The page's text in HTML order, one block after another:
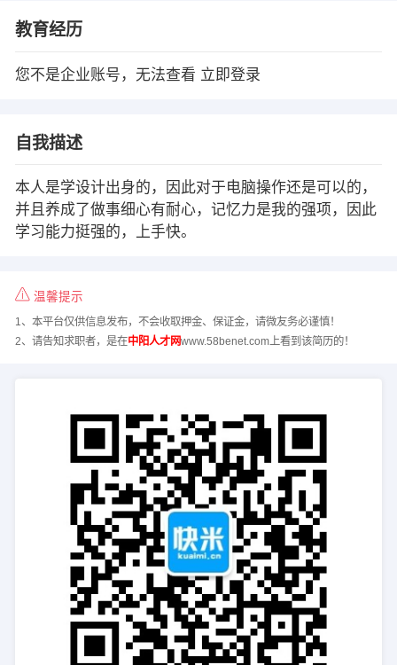
教育经历
您不是企业账号，无法查看 立即登录
自我描述
本人是学设计出身的，因此对于电脑操作还是可以的，
并且养成了做事细心有耐心，记忆力是我的强项，因此
学习能力挺强的，上手快。
温馨提示
1、本平台仅供信息发布，不会收取押金、保证金，请微友务必谨慎！
2、请告知求职者，是在中阳人才网www.58benet.com上看到该简历的！